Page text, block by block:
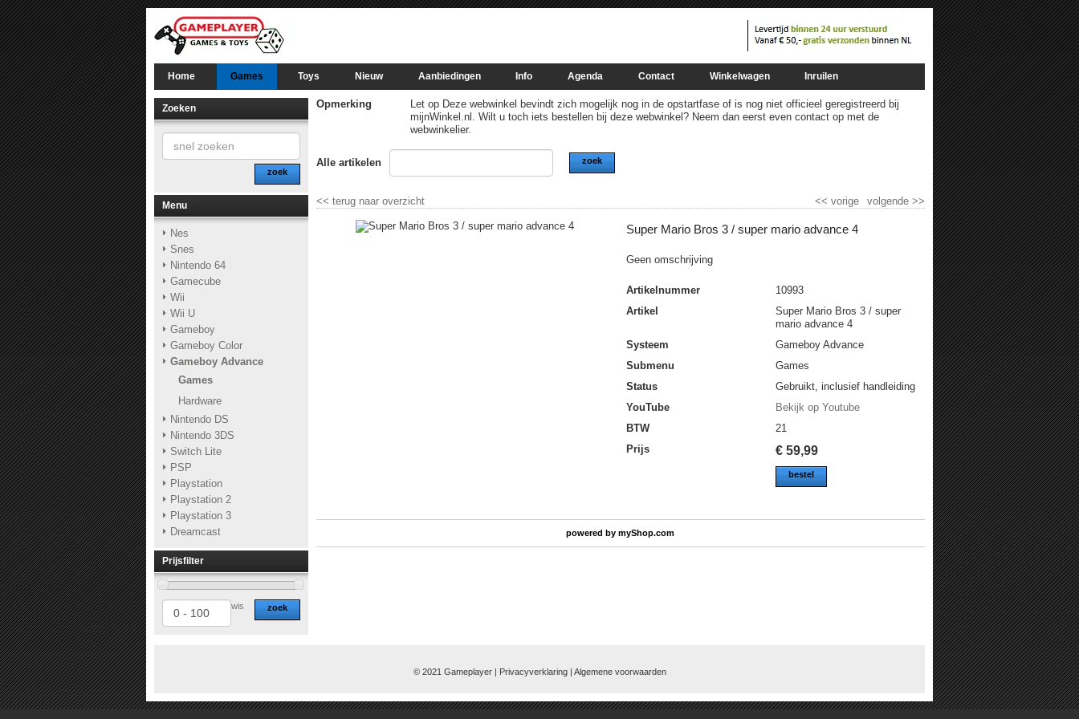
Home Games Toys Nieuw Aanbiedingen Info Agenda Contact Winkelwagen Inruilen
Zoeken
zoek
Menu
Nes
Snes
Nintendo 64
Gamecube
Wii
Wii U
Gameboy
Gameboy Color
Gameboy Advance
Games
Hardware
Nintendo DS
Nintendo 3DS
Switch Lite
PSP
Playstation
Playstation 2
Playstation 3
Dreamcast
Prijsfilter
zoek
wis
Opmerking
Let op Deze webwinkel bevindt zich mogelijk nog in de opstartfase of is nog niet officieel geregistreerd bij
mijnWinkel.nl. Wilt u toch iets bestellen bij deze webwinkel? Neem dan eerst even contact op met de
webwinkelier.
Alle artikelen zoek
<< terug naar overzicht volgende>>
<< vorige
Super Mario Bros 3 / super mario advance 4
Geen omschrijving
Artikelnummer
10993
Artikel
Super Mario Bros 3 / super
mario advance 4
Systeem
Gameboy Advance
Submenu
Games
Status
Gebruikt, inclusief handleiding
YouTube
Bekijk op Youtube
BTW
21
Prijs
€59,99
bestel
powered bymyShop.com
© 2021 Gameplayer | Privacyverklaring | Algemene voorwaarden